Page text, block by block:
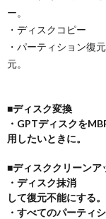
ー。
・ディスクコピ
・パーティション
元。
■ディスク変換
・GPTディスクを
用したいときに。
■ディスククリーンア
・ディスク抹消
して復元不能にする。
・すべてのパーティ